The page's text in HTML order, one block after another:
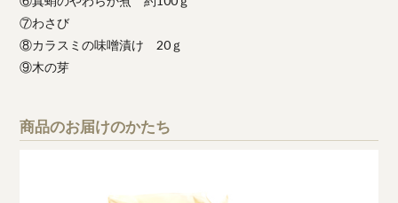
⑦わさび
⑧カラスミの味噌漬け 20ｇ
⑨木の芽
商品のお届けのかたち